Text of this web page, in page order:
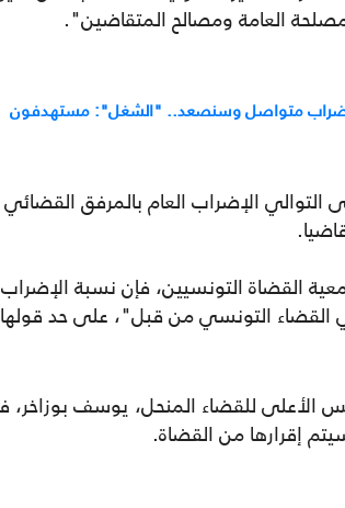
العامة ومصالح المتقاضين".
متواصل وسنصعد.. "الشغل": مستهدفون
الإضراب العام بالمرفق
التونسي من قبل"، على حد
الأعلى للقضاء المنحل، يوسف
إقرارها من القضاة.